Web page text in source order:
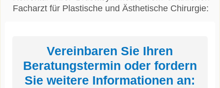
Facharzt für Plastische und Ästhetische Chirurgie:
Vereinbaren Sie Ihren
Beratungstermin oder fordern
Sie weitere Informationen an: